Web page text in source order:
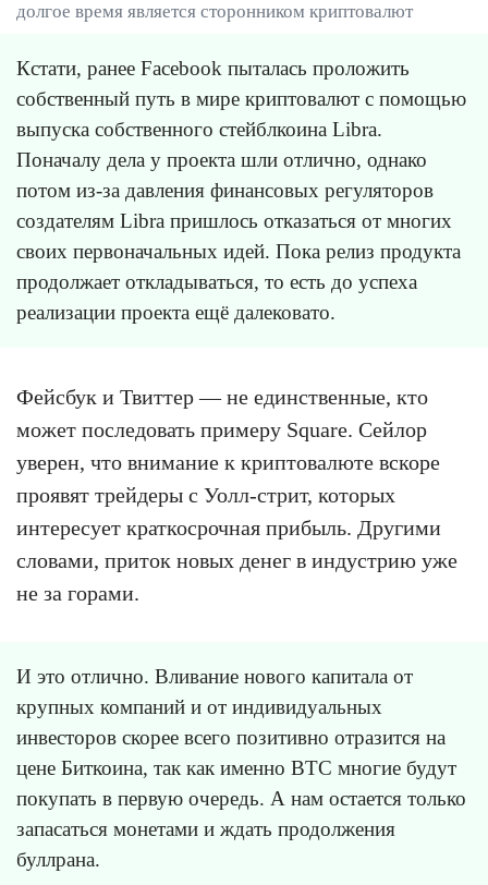
долгое время является сторонником криптовалют
Кстати, ранее Facebook пыталась проложить
собственный путь в мире криптовалют с помощью
выпуска собственного стейблкоина Libra.
Поначалу дела у проекта шли отлично, однако
потом из-за давления финансовых регуляторов
создателям Libra пришлось отказаться от многих
своих первоначальных идей. Пока релиз продукта
продолжает откладываться, то есть до успеха
реализации проекта ещё далековато.
Фейсбук и Твиттер — не единственные, кто
может последовать примеру Square. Сейлор
уверен, что внимание к криптовалюте вскоре
проявят трейдеры с Уолл-стрит, которых
интересует краткосрочная прибыль. Другими
словами, приток новых денег в индустрию уже
не за горами.
И это отлично. Вливание нового капитала от
крупных компаний и от индивидуальных
инвесторов скорее всего позитивно отразится на
цене Биткоина, так как именно BTC многие будут
покупать в первую очередь. А нам остается только
запасаться монетами и ждать продолжения
буллрана.